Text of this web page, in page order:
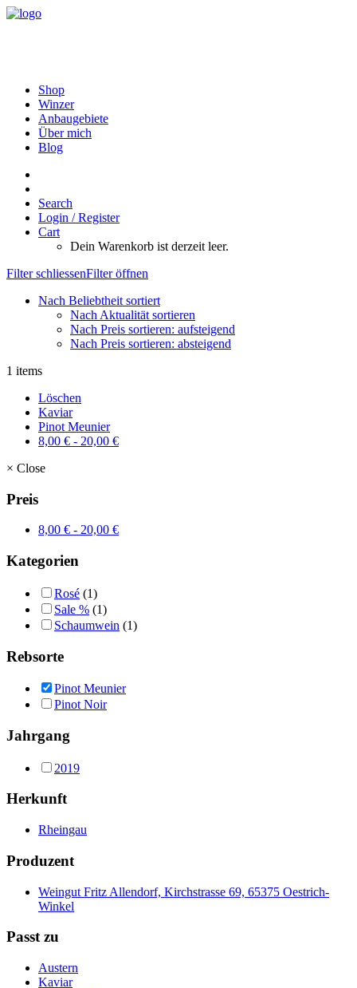
Shop
Winzer
Anbaugebiete
Über mich
Blog
Search
Login / Register
Cart
Dein Warenkorb ist derzeit leer.
Filter schliessenFilter öffnen
Nach Beliebtheit sortiert
Nach Aktualität sortieren
Nach Preis sortieren: aufsteigend
Nach Preis sortieren: absteigend
1 items
Löschen
Kaviar
Pinot Meunier
8,00 € - 20,00 €
× Close
Preis
8,00 € - 20,00 €
Kategorien
Rosé (1)
Sale % (1)
Schaumwein (1)
Rebsorte
Pinot Meunier
Pinot Noir
Jahrgang
2019
Herkunft
Rheingau
Produzent
Weingut Fritz Allendorf, Kirchstrasse 69, 65375 Oestrich-
Winkel
Passt zu
Austern
Kaviar